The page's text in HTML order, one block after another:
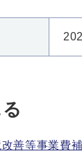
善等事業費